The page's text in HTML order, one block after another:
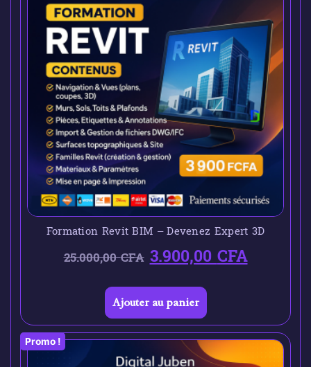
Formation Revit BIM – Devenez Expert 3D
25.000,00CFA 3.900,00CFA
Ajouter au panier
Promo !